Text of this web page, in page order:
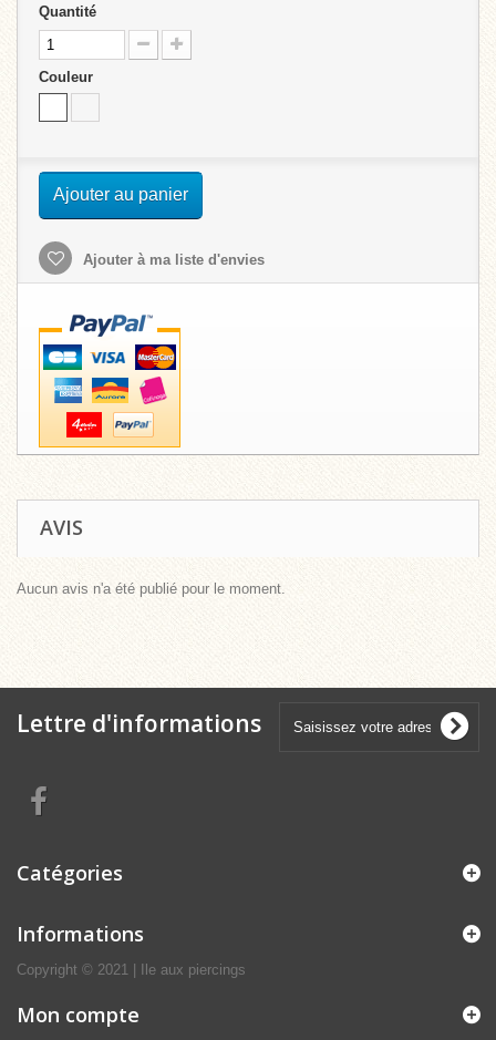
Quantité
Couleur
Ajouter au panier
Ajouter à ma liste d'envies
AVIS
Aucun avis n'a été publié pour le moment.
Lettre d'informations
Catégories
Informations
Copyright © 2021 | Ile aux piercings
Mon compte